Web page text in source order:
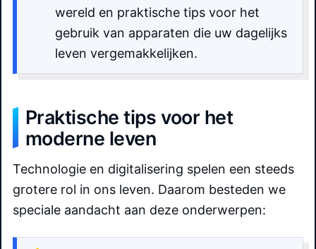
wereld en praktische tips voor het
gebruik van apparaten die uw dagelijks
leven vergemakkelijken.
Praktische tips voor het
moderne leven
Technologie en digitalisering spelen een steeds
grotere rol in ons leven. Daarom besteden we
speciale aandacht aan deze onderwerpen: